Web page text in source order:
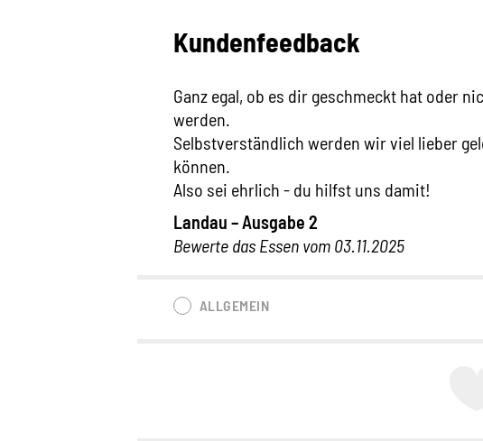
Kundenfeedback
Ganz egal, ob es dir geschmeckt hat oder
werden.
Selbstverständlich werden wir viel lieber
können.
Also sei ehrlich - du hilfst uns damit!
Landau – Ausgabe 2
Bewerte das Essen vom 03.11.2025
ALLGEMEIN